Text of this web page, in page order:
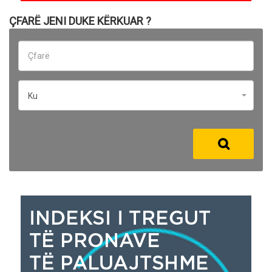
ÇFARË JENI DUKE KËRKUAR ?
Ku